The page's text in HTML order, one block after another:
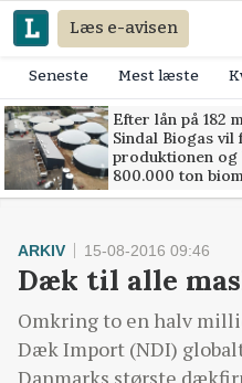
Læs e-avisen
Seneste Mest læste
Efter lån på 182
Sindal Biogas vil
produktionen og
800.000 ton
ARKIV 15-08-2016 09:46
Dæk til alle
Omkring to en halv
Dæk Import (NDI)
Danmarks største